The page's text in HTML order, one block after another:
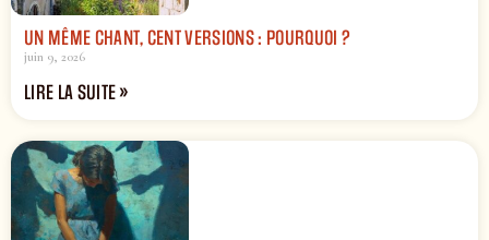
UN MÊME CHANT, CENT VERSIONS : POURQUOI ?
juin 9, 2026
LIRE LA SUITE »